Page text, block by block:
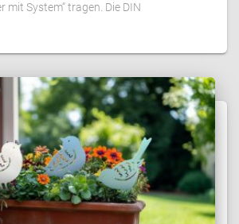
mit System“ tragen. Die DIN